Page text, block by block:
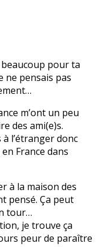
beaucoup pour ta
ne pensais pas
m’ont un peu
des ami(e)s.
à l’étranger donc
France dans
à la maison des
pensé. Ça peut
tour…
je trouve ça
peur de paraître